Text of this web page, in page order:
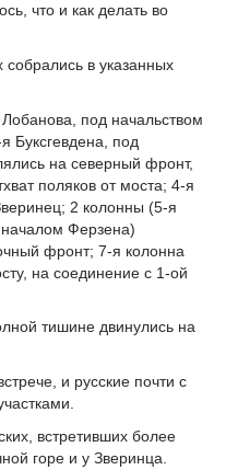
что и как делать во
собрались в указанных
под начальством
Буксгевдена, под
на северный фронт,
поляков от моста; 4-я
2 колонны (5-я
Ферзена)
фронт; 7-я колонна
на соединение с 1-ой
тишине двинулись на
и русские почти с
встретивших более
горе и у Зверинца.